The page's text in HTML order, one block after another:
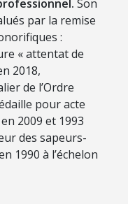
Son
par la remise
:
« attentat de
2018,
de l’Ordre
pour acte
2009 et 1993
des sapeurs-
1990 à l’échelon